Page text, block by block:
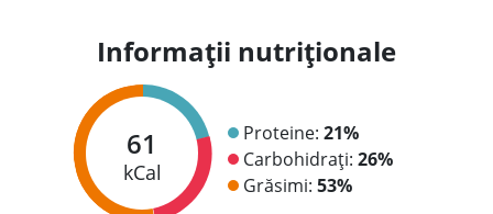
Informații nutriționale
61
kCal
Proteine: 21%
Carbohidrați: 26%
Grăsimi: 53%